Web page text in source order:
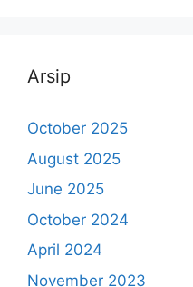
Arsip
October 2025
August 2025
June 2025
October 2024
April 2024
November 2023